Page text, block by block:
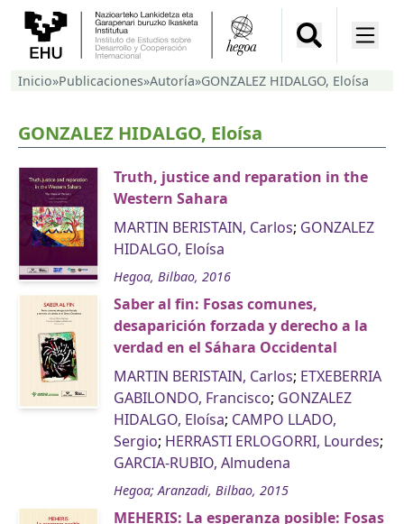
Inicio»Publicaciones»Autoría»GONZALEZ HIDALGO, Eloísa
GONZALEZ HIDALGO, Eloísa
Truth, justice and reparation in the
Western Sahara
MARTIN BERISTAIN, Carlos; GONZALEZ
HIDALGO, Eloísa
Hegoa, Bilbao, 2016
Saber al fin: Fosas comunes,
desaparición forzada y derecho a la
verdad en el Sáhara Occidental
MARTIN BERISTAIN, Carlos; ETXEBERRIA
GABILONDO, Francisco; GONZALEZ
HIDALGO, Eloísa; CAMPO LLADO,
Sergio; HERRASTI ERLOGORRI, Lourdes;
GARCIA-RUBIO, Almudena
Hegoa; Aranzadi, Bilbao, 2015
MEHERIS: La esperanza posible: Fosas